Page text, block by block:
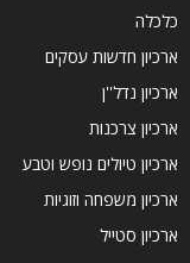
כלכלה
ארכיון חדשות עסקים
ארכיון נדל''ן
ארכיון צרכנות
ארכיון טיולים נופש וטבע
ארכיון משפחה וזוגיות
ארכיון סטייל